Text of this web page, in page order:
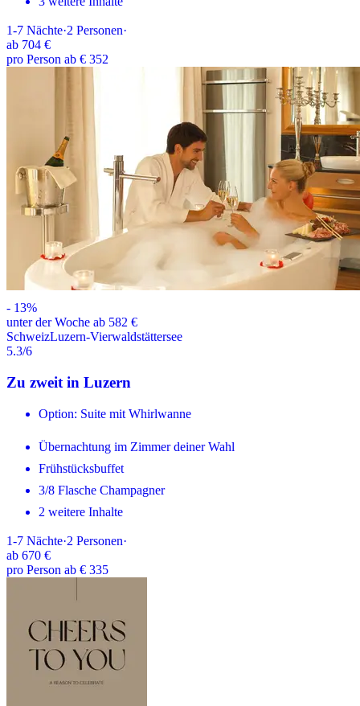
1-7 Nächte·2 Personen·
ab 704 €
pro Person ab € 352
- 13%
unter der Woche ab 582 €
SchweizLuzern-Vierwaldstättersee
5.3/6
Zu zweit in Luzern
Option: Suite mit Whirlwanne
Übernachtung im Zimmer deiner Wahl
Frühstücksbuffet
3/8 Flasche Champagner
2 weitere Inhalte
1-7 Nächte·2 Personen·
ab 670 €
pro Person ab € 335